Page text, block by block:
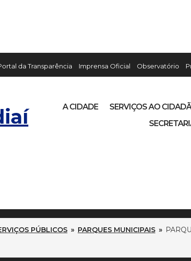
da Transparência Imprensa Oficial Observatório
A CIDADE SERVIÇOS AO
PÚBLICOS » PARQUES MUNICIPAIS »